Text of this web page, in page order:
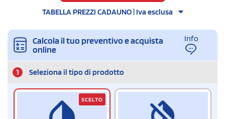
TABELLA PREZZI CADAUNO | Iva esclusa
Calcola il tuo preventivo e acquista
online
Info
1 Seleziona il tipo di prodotto
SCELTO